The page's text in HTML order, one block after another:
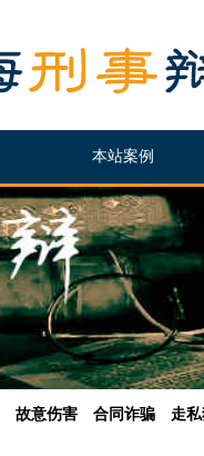
本站案例
故意伤害 合同诈骗 走